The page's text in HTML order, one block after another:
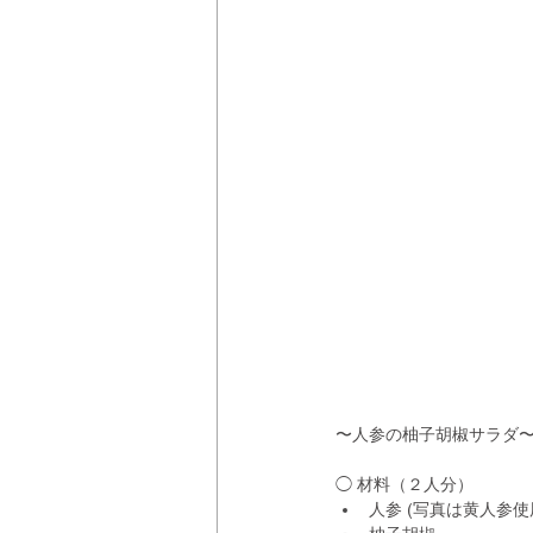
〜人参の柚子胡椒サラダ〜
◯ 材料（２人分）
人参 (写真は黄人参